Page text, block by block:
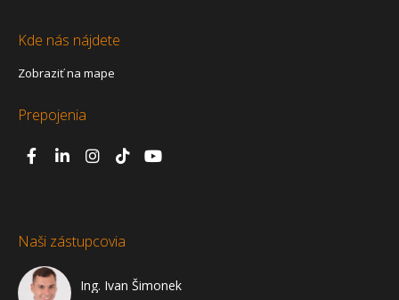
Kde nás nájdete
Zobraziť na mape
Prepojenia
Naši zástupcovia
Ing. Ivan Šimonek